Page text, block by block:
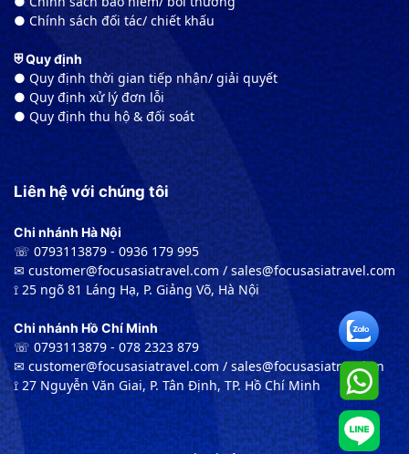
● Chính sách đối tác/ chiết khấu
⛨ Quy định
● Quy định thời gian tiếp nhận/ giải quyết
● Quy định xử lý đơn lỗi
● Quy định thu hộ & đối soát
Liên hệ với chúng tôi
Chi nhánh Hà Nội
☏ 0793113879 - 0936 179 995
✉︎ customer@focusasiatravel.com / sales@focusasiatravel.com
⟟ 25 ngõ 81 Láng Hạ, P. Giảng Võ, Hà Nội
Chi nhánh Hồ Chí Minh
☏ 0793113879 - 078 2323 879
✉︎ customer@focusasiatravel.com / sales@focusasiatravel.vn
⟟ 27 Nguyễn Văn Giai, P. Tân Định, TP. Hồ Chí Minh